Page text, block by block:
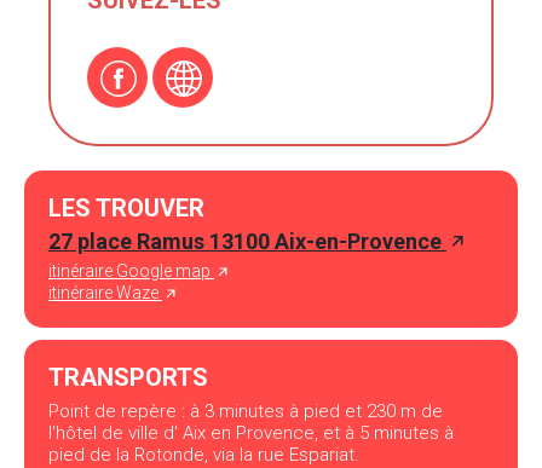
LES TROUVER
27 place Ramus 13100 Aix-en-Provence
itinéraire Google map
itinéraire Waze
TRANSPORTS
Point de repère : à 3 minutes à pied et 230 m de
l'hôtel de ville d' Aix en Provence, et à 5 minutes à
pied de la Rotonde, via la rue Espariat.